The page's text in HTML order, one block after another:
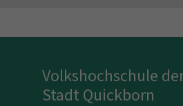
Volkshochschule
Stadt Quickborn